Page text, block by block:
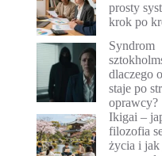
prosty
krok po
Syndrom
dlaczego
staje po
oprawcy?
Ikigai –
filozofia
życia i jak